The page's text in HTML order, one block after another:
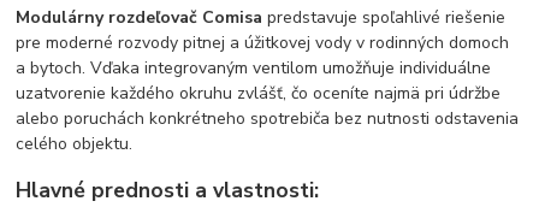
Modulárny rozdeľovač Comisa predstavuje spoľahlivé riešenie
pre moderné rozvody pitnej a úžitkovej vody v rodinných domoch
a bytoch. Vďaka integrovaným ventilom umožňuje individuálne
uzatvorenie každého okruhu zvlášť, čo oceníte najmä pri údržbe
alebo poruchách konkrétneho spotrebiča bez nutnosti odstavenia
celého objektu.
Hlavné prednosti a vlastnosti: